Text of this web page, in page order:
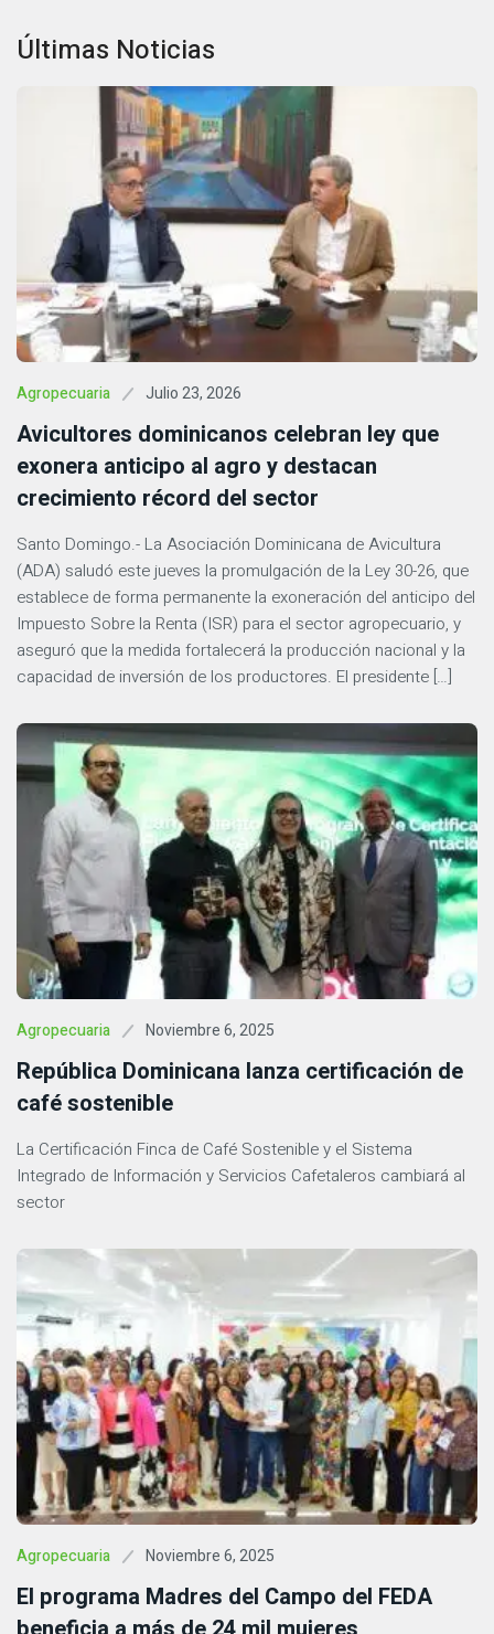
Últimas Noticias
Agropecuaria Julio 23, 2026
Avicultores dominicanos celebran ley que
exonera anticipo al agro y destacan
crecimiento récord del sector
Santo Domingo.- La Asociación Dominicana de Avicultura
(ADA) saludó este jueves la promulgación de la Ley 30-26, que
establece de forma permanente la exoneración del anticipo del
Impuesto Sobre la Renta (ISR) para el sector agropecuario, y
aseguró que la medida fortalecerá la producción nacional y la
capacidad de inversión de los productores. El presidente […]
Agropecuaria Noviembre 6, 2025
República Dominicana lanza certificación de
café sostenible
La Certificación Finca de Café Sostenible y el Sistema
Integrado de Información y Servicios Cafetaleros cambiará al
sector
Agropecuaria Noviembre 6, 2025
El programa Madres del Campo del FEDA